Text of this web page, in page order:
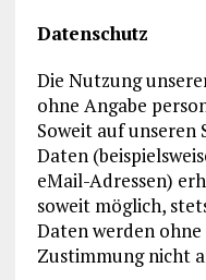
Datenschutz
Die Nutzung
ohne Angabe
Soweit auf unseren
Daten
eMail-Adressen)
soweit möglich,
Daten werden
Zustimmung nicht